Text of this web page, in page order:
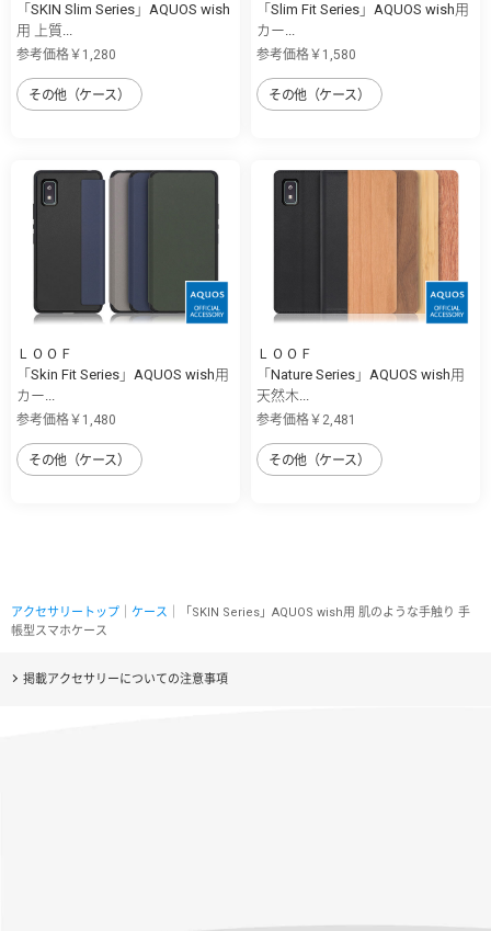
「SKIN Slim Series」AQUOS wish
用 上質...
参考価格￥1,280
その他（ケース）
「Slim Fit Series」AQUOS wish用
カー...
参考価格￥1,580
その他（ケース）
ＬＯＯＦ
「Skin Fit Series」AQUOS wish用
カー...
参考価格￥1,480
その他（ケース）
ＬＯＯＦ
「Nature Series」AQUOS wish用
天然木...
参考価格￥2,481
その他（ケース）
アクセサリートップ ケース ｜「SKIN Series」AQUOS wish用 肌のような手触り 手
帳型スマホケース
掲載アクセサリーについての注意事項